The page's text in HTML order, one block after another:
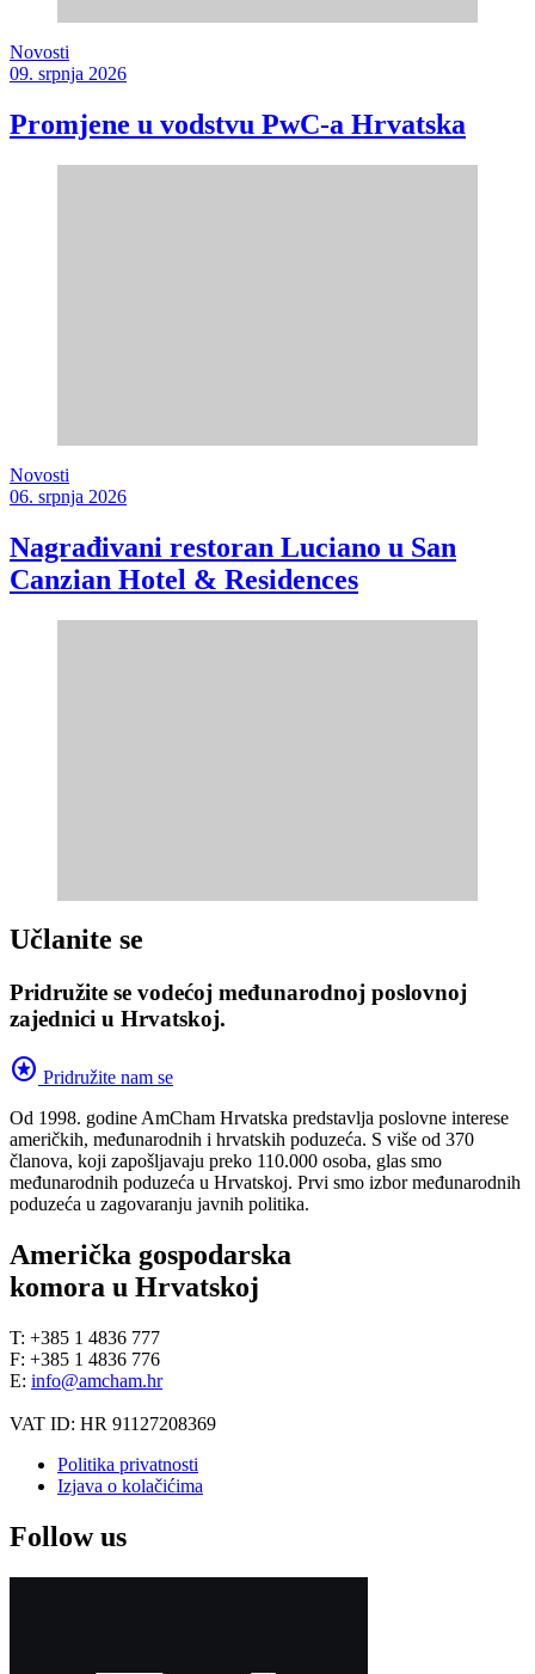
Novosti
09. srpnja 2026
Promjene u vodstvu PwC-a Hrvatska
Novosti
06. srpnja 2026
Nagrađivani restoran Luciano u San
Canzian Hotel & Residences
Učlanite se
Pridružite se vodećoj međunarodnoj poslovnoj
zajednici u Hrvatskoj.
stars Pridružite nam se
Od 1998. godine AmCham Hrvatska predstavlja poslovne interese
američkih, međunarodnih i hrvatskih poduzeća. S više od 370
članova, koji zapošljavaju preko 110.000 osoba, glas smo
međunarodnih poduzeća u Hrvatskoj. Prvi smo izbor međunarodnih
poduzeća u zagovaranju javnih politika.
Američka gospodarska
komora u Hrvatskoj
T: +385 1 4836 777
F: +385 1 4836 776
E: info@amcham.hr
VAT ID: HR 91127208369
Politika privatnosti
Izjava o kolačićima
Follow us